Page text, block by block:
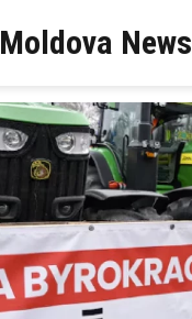
Moldova News